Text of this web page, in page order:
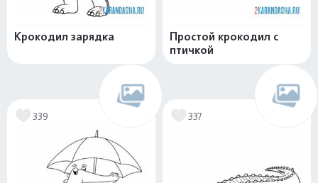
Крокодил зарядка
Простой крокодил с
птичкой
339 337